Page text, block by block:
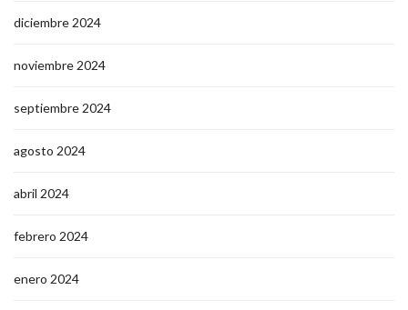
diciembre 2024
noviembre 2024
septiembre 2024
agosto 2024
abril 2024
febrero 2024
enero 2024